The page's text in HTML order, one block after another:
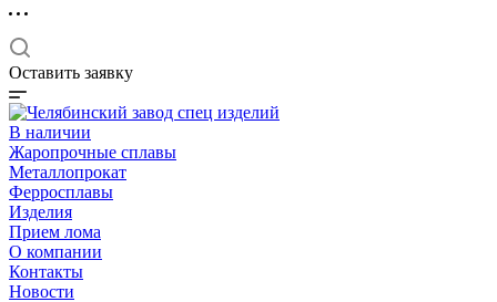
Оставить заявку
В наличии
Жаропрочные сплавы
Металлопрокат
Ферросплавы
Изделия
Прием лома
О компании
Контакты
Новости